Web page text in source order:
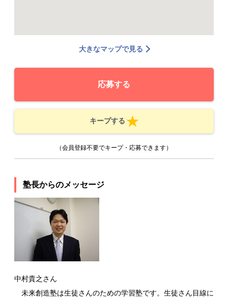
大きなマップで見る
応募する
キープする
（会員登録不要でキープ・応募できます）
塾長からのメッセージ
中村貴之さん
未来創造塾は生徒さんのための学習塾です。生徒さん目線に